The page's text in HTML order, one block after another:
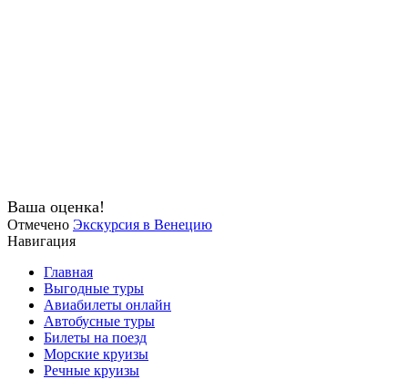
Ваша оценка!
Отмечено Экскурсия в Венецию
Навигация
Главная
Выгодные туры
Авиабилеты онлайн
Автобусные туры
Билеты на поезд
Морские круизы
Речные круизы